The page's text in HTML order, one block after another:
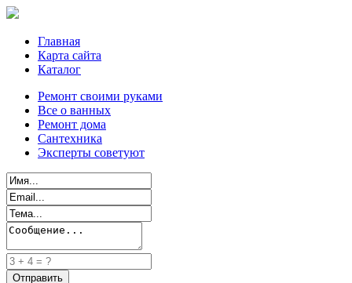
Главная
Карта сайта
Каталог
Ремонт своими руками
Все о ванных
Ремонт дома
Сантехника
Эксперты советуют